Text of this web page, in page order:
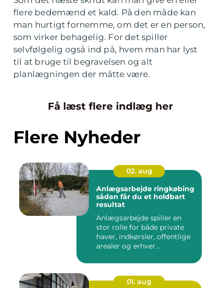
flere bedemænd et kald. På den måde kan
man hurtigt fornemme, om det er en person,
som virker behagelig. For det spiller
selvfølgelig også ind på, hvem man har lyst
til at bruge til begravelsen og alt
planlægningen der måtte være.
Få læst flere indlæg her
Flere Nyheder
02. aug
Anlægsarbejde ringkøbing
sådan får du et holdbart
resultat
Anlægsarbejde spiller en
stor rolle for både private
haver, indkørsler, offentlige
arealer og erhver...
01. aug